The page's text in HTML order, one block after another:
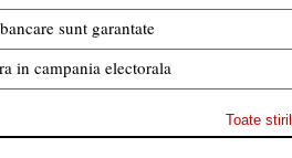
sunt garantate
in campania electorala
Toate